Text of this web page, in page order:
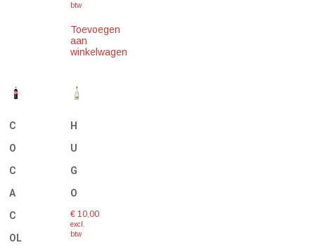
btw
Toevoegen
aan
winkelwagen
C
O
C
A
C
OL
H
U
G
O
€10,00
excl.
btw